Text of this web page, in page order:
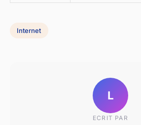
Internet
L
ECRIT PAR